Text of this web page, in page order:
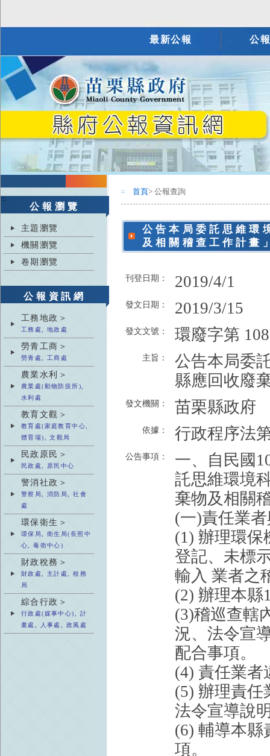
最新公報 公
:::
公報瀏覽
主題瀏覽
機關瀏覽
卷期瀏覽
公報資訊網
工務地政＞
工務處, 地政處
勞青工商＞
勞青處, 工商處
農業水利＞
農業處(動物防疫所),
水利處
教育文觀＞
教育處(家庭教育中心,
體育場), 文觀局
民政原民＞
民政處, 原民中心
警消社政＞
警察局, 消防局, 社會
處
環保衛生＞
環保局, 衛生局(長照中
心, 毒衛中心)
財政稅務＞
財政處, 主計處, 稅務
局
綜合行政＞
行政處(媒事中心), 計
畫處, 人事處, 政風處
::: 首頁> 公報查詢
公告本局委託思維環
及相關稽查工作計畫
刊登日期： 2019/4/1
發文日期： 2019/3/15
發文文號： 環廢字第
主旨：
公告本局委
縣應回收廢
發文機關： 苗栗縣政府
依據： 行政程序法
公告事項：
一、自民國
託思維環境
棄物及相關
(一)責任業
(1) 辦理環保
登記、未標
輸入 業者之
(2) 辦理本縣
(3)稽巡查轄
況、法令宣
配合事項。
(4) 責任業者
(5) 辦理責任
法令宣導說
(6) 輔導本縣
項。